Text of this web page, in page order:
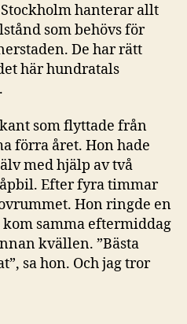
hanterar allt
som behövs för
De har rätt
här hundratals
som flyttade från
förra året. Hon hade
med hjälp av två
Efter fyra timmar
Hon ringde en
samma eftermiddag
kvällen. ”Bästa
sa hon. Och jag tror